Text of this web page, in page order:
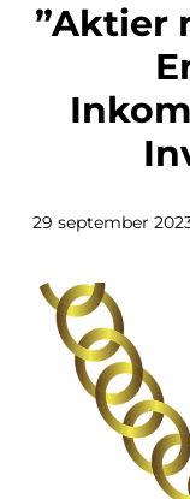
”Aktier med utdelning” –
29 september